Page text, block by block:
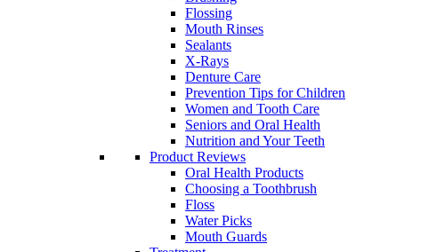
Flossing
Mouth Rinses
Sealants
X-Rays
Denture Care
Prevention Tips for Children
Women and Tooth Care
Seniors and Oral Health
Nutrition and Your Teeth
Product Reviews
Oral Health Products
Choosing a Toothbrush
Floss
Water Picks
Mouth Guards